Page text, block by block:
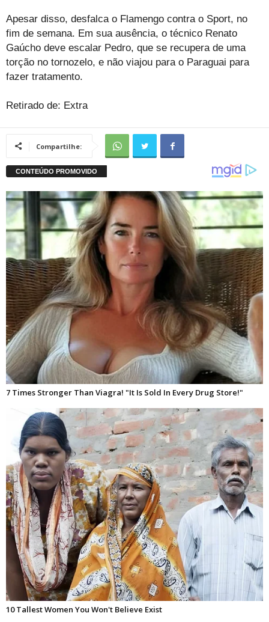
Apesar disso, desfalca o Flamengo contra o Sport, no
fim de semana. Em sua ausência, o técnico Renato
Gaúcho deve escalar Pedro, que se recupera de uma
torção no tornozelo, e não viajou para o Paraguai para
fazer tratamento.
Retirado de: Extra
Compartilhe: